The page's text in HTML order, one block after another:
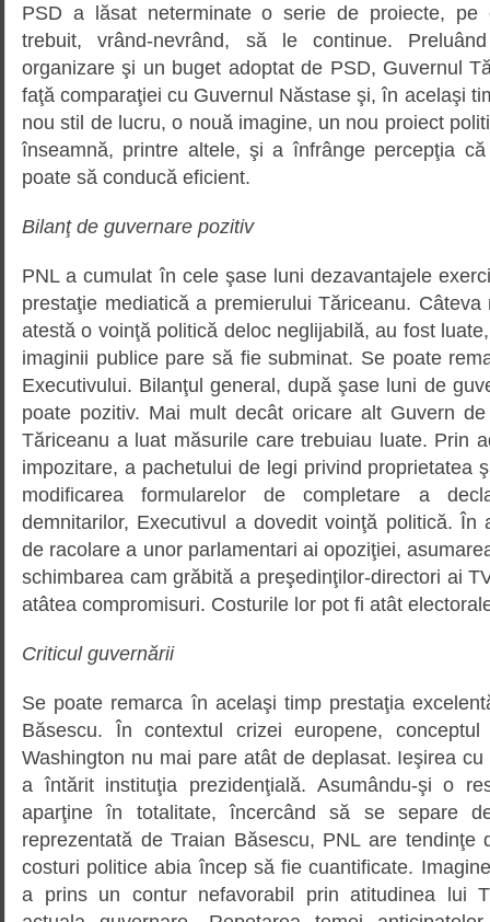
PSD a lăsat neterminate o serie de proiecte, pe
trebuit, vrând-nevrând, să le continue.
organizare şi un buget adoptat de PSD, Guvernul
faţă comparaţiei cu Guvernul Năstase şi, în acelaşi
nou stil de lucru, o nouă imagine, un nou proiect
înseamnă, printre altele, şi a înfrânge percepţia
poate să conducă eficient.
Bilanţ de guvernare pozitiv
PNL a cumulat în cele şase luni dezavantajele
prestaţie mediatică a premierului Tăriceanu.
atestă o voinţă politică deloc neglijabilă, au fost
imaginii publice pare să fie subminat. Se poate
Executivului. Bilanţul general, după şase luni de
poate pozitiv. Mai mult decât oricare alt Guvern
Tăriceanu a luat măsurile care trebuiau luate. Prin
impozitare, a pachetului de legi privind proprietatea
modificarea formularelor de completare a
demnitarilor, Executivul a dovedit voinţă politică. În
de racolare a unor parlamentari ai opoziţiei,
schimbarea cam grăbită a preşedinţilor-directori ai
atâtea compromisuri. Costurile lor pot fi atât
Criticul guvernării
Se poate remarca în acelaşi timp prestaţia
Băsescu. În contextul crizei europene, conceptul
Washington nu mai pare atât de deplasat. Ieşirea
a întărit instituţia prezidenţială. Asumându-şi o
aparţine în totalitate, încercând să se separe
reprezentată de Traian Băsescu, PNL are tendinţe
costuri politice abia încep să fie cuantificate.
a prins un contur nefavorabil prin atitudinea lui